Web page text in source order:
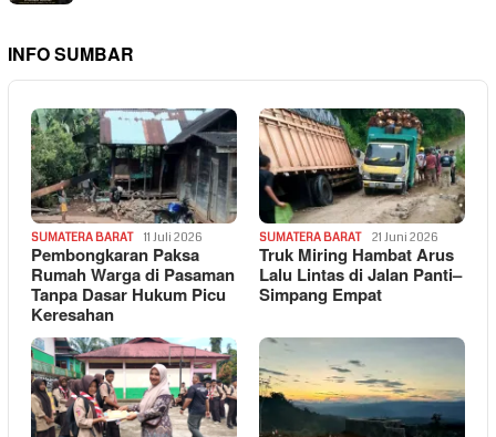
INFO SUMBAR
SUMATERA BARAT 11 Juli 2026
Pembongkaran Paksa
Rumah Warga di Pasaman
Tanpa Dasar Hukum Picu
Keresahan
SUMATERA BARAT 21 Juni 2026
Truk Miring Hambat Arus
Lalu Lintas di Jalan Panti–
Simpang Empat